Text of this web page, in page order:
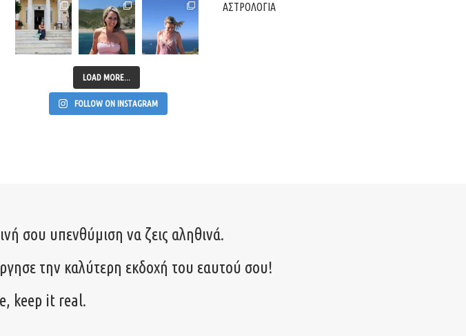
LOAD MORE...
FOLLOW ON INSTAGRAM
ΑΣΤΡΟΛΟΓΙΑ
σου υπενθύμιση να ζεις αληθινά.
την καλύτερη εκδοχή του εαυτού σου!
keep it real.